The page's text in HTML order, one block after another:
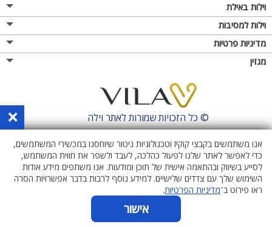
וילות באילת
וילות למסיבות
מדיניות פרטיות
מגזין
© כל הזכויות שמורות לאתרוילה ×
אנו משתמשים בקבצי קוקיז וטכנולוגיות ניטור שיוחסנו במכשירי המשתמשים,
כדי לאפשר לאתר שלנו לפעול כהלכה, לעבד ולשפר את חווית המשתמש,
לסייע בשיווק ובהתאמה אישית של תוכן ומודעות. אנו משתפים מידע אודות
השימוש שלך עם צדדים שלישיים. למידע נוסף לרבות בדבר אפשרויות הסרה
ראו פירוט ב־מדיניות הפרטיות.
אישור